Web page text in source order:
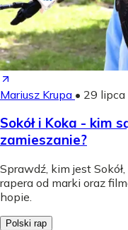
Mariusz Krupa • 29
Sokół i Koka - kim
zamieszanie?
Sprawdź, kim jest
rapera od marki oraz
hopie.
Polski rap